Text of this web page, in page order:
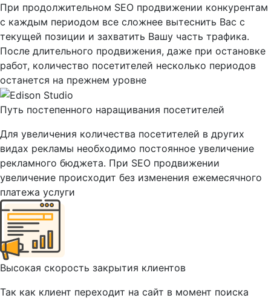
При продолжительном SEO продвижении конкурентам
с каждым периодом все сложнее вытеснить Вас с
текущей позиции и захватить Вашу часть трафика.
После длительного продвижения, даже при остановке
работ, количество посетителей несколько периодов
останется на прежнем уровне
Путь постепенного наращивания посетителей
Для увеличения количества посетителей в других
видах рекламы необходимо постоянное увеличение
рекламного бюджета. При SEO продвижении
увеличение происходит без изменения ежемесячного
платежа услуги
Высокая скорость закрытия клиентов
Так как клиент переходит на сайт в момент поиска